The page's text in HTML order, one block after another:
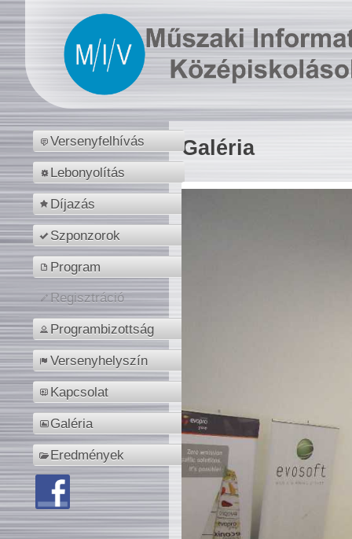
Versenyfelhívás
Lebonyolítás
Díjazás
Szponzorok
Program
Regisztráció
Programbizottság
Versenyhelyszín
Kapcsolat
Galéria
Eredmények
Galéria